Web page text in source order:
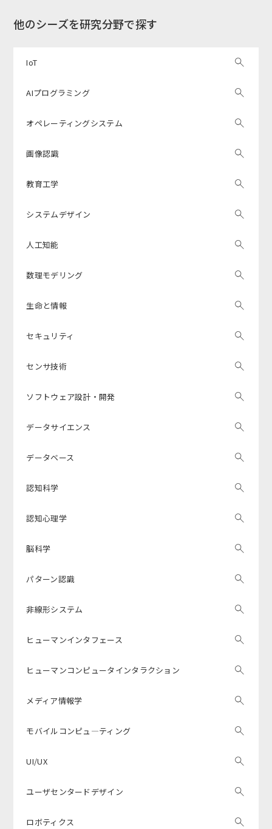
他のシーズを研究分野で探す
IoT
AIプログラミング
オペレーティングシステム
画像認識
教育工学
システムデザイン
人工知能
数理モデリング
生命と情報
セキュリティ
センサ技術
ソフトウェア設計・開発
データサイエンス
データベース
認知科学
認知心理学
脳科学
パターン認識
非線形システム
ヒューマンインタフェース
ヒューマンコンピュータインタラクション
メディア情報学
モバイルコンピュ―ティング
UI/UX
ユーザセンタードデザイン
ロボティクス